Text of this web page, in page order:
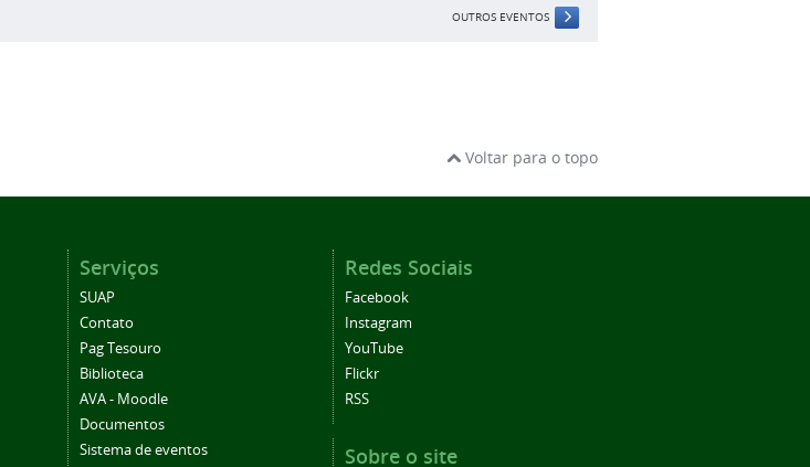
SUAP
Contato
Pag Tesouro
Biblioteca
AVA - Moodle
Documentos
Sistema de eventos
Periódicos
Ouvidoria
Facebook
YouTube
Flickr
RSS
Acessibilidade